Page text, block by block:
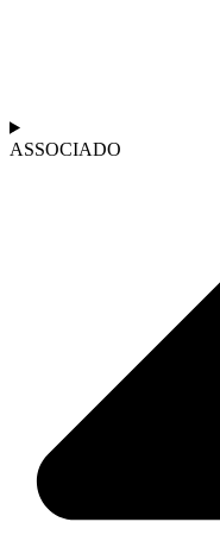
ASSOCIADO